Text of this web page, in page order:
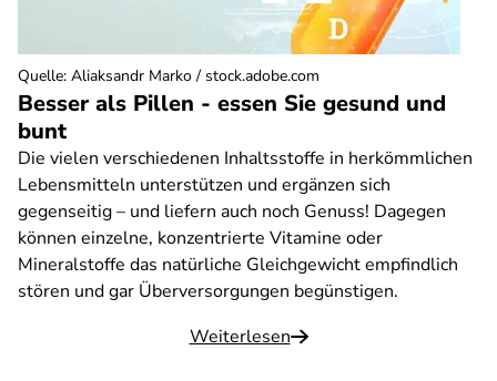
Besser als Pillen - essen Sie gesund und
bunt
Die vielen verschiedenen Inhaltsstoffe in herkömmlichen
Lebensmitteln unterstützen und ergänzen sich
gegenseitig – und liefern auch noch Genuss! Dagegen
können einzelne, konzentrierte Vitamine oder
Mineralstoffe das natürliche Gleichgewicht empfindlich
stören und gar Überversorgungen begünstigen.
Weiterlesen
Quelle: Aliaksandr Marko / stock.adobe.com